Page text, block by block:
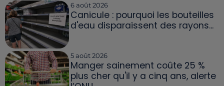
6 août 2026
Canicule : pourquoi les bouteilles
d'eau disparaissent des rayons...
5 août 2026
Manger sainement coûte 25 %
plus cher qu'il y a cinq ans, alerte